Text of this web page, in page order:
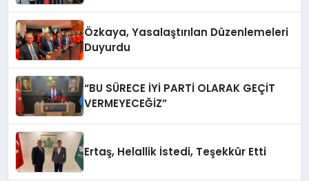
Özkaya, Yasalaştırılan Düzenlemeleri
Duyurdu
“BU SÜRECE İYİ PARTİ OLARAK GEÇİT
VERMEYECEĞİZ”
Ertaş, Helallik İstedi, Teşekkür Etti